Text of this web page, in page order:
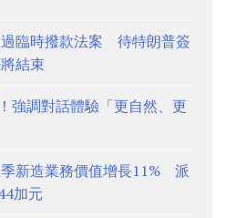
臨時撥款法案 待特朗普簽
結束
強調對話體驗「更自然、更
新造業務價值增長11% 派
加元